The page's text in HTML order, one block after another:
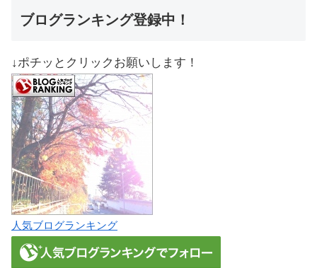
ブログランキング登録中！
↓ポチッとクリックお願いします！
人気ブログランキング